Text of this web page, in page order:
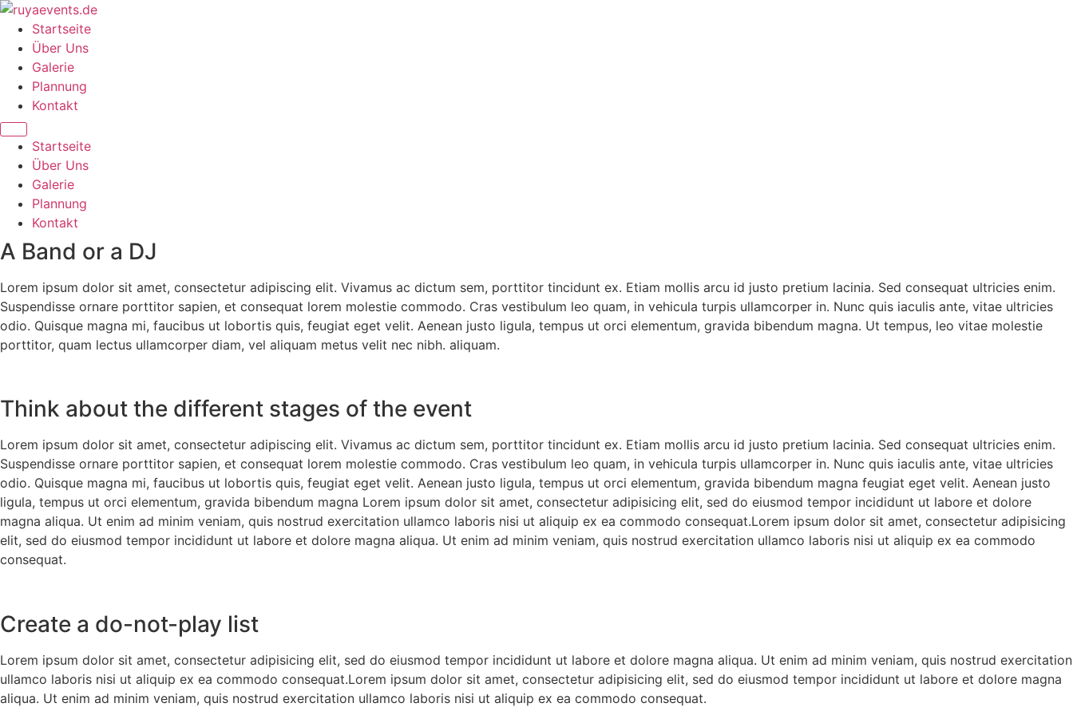
Zum
Inhalt
springen
Startseite
Über Uns
Galerie
Plannung
Kontakt
Startseite
Über Uns
Galerie
Plannung
Kontakt
A Band or a DJ
Lorem ipsum dolor sit amet, consectetur adipiscing elit. Vivamus ac dictum sem, porttitor tincidunt ex. Etiam mollis arcu id justo pretium lacinia. Sed consequat ultricies enim.
Suspendisse ornare porttitor sapien, et consequat lorem molestie commodo. Cras vestibulum leo quam, in vehicula turpis ullamcorper in. Nunc quis iaculis ante, vitae ultricies
odio. Quisque magna mi, faucibus ut lobortis quis, feugiat eget velit. Aenean justo ligula, tempus ut orci elementum, gravida bibendum magna. Ut tempus, leo vitae molestie
porttitor, quam lectus ullamcorper diam, vel aliquam metus velit nec nibh. aliquam.
Think about the different stages of the event
Lorem ipsum dolor sit amet, consectetur adipiscing elit. Vivamus ac dictum sem, porttitor tincidunt ex. Etiam mollis arcu id justo pretium lacinia. Sed consequat ultricies enim.
Suspendisse ornare porttitor sapien, et consequat lorem molestie commodo. Cras vestibulum leo quam, in vehicula turpis ullamcorper in. Nunc quis iaculis ante, vitae ultricies
odio. Quisque magna mi, faucibus ut lobortis quis, feugiat eget velit. Aenean justo ligula, tempus ut orci elementum, gravida bibendum magna feugiat eget velit. Aenean justo
ligula, tempus ut orci elementum, gravida bibendum magna Lorem ipsum dolor sit amet, consectetur adipisicing elit, sed do eiusmod tempor incididunt ut labore et dolore
magna aliqua. Ut enim ad minim veniam, quis nostrud exercitation ullamco laboris nisi ut aliquip ex ea commodo consequat.Lorem ipsum dolor sit amet, consectetur adipisicing
elit, sed do eiusmod tempor incididunt ut labore et dolore magna aliqua. Ut enim ad minim veniam, quis nostrud exercitation ullamco laboris nisi ut aliquip ex ea commodo
consequat.
Create a do-not-play list
Lorem ipsum dolor sit amet, consectetur adipisicing elit, sed do eiusmod tempor incididunt ut labore et dolore magna aliqua. Ut enim ad minim veniam, quis nostrud exercitation
ullamco laboris nisi ut aliquip ex ea commodo consequat.Lorem ipsum dolor sit amet, consectetur adipisicing elit, sed do eiusmod tempor incididunt ut labore et dolore magna
aliqua. Ut enim ad minim veniam, quis nostrud exercitation ullamco laboris nisi ut aliquip ex ea commodo consequat.